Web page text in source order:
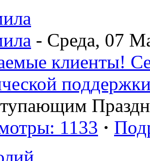
- Среда, 07
клиенты!
1133 ·